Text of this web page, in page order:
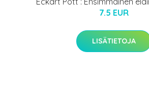
7.5 EUR
LISÄTIETOJA